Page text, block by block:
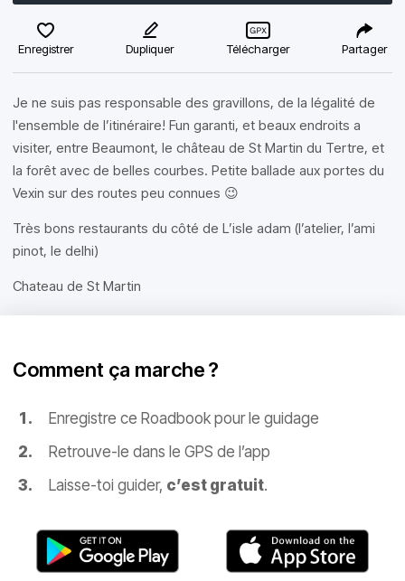
Enregistrer Dupliquer Télécharger Partager
Je ne suis pas responsable des gravillons, de la légalité de
l'ensemble de l’itinéraire! Fun garanti, et beaux endroits a
visiter, entre Beaumont, le château de St Martin du Tertre, et
la forêt avec de belles courbes. Petite ballade aux portes du
Vexin sur des routes peu connues 😉
Très bons restaurants du côté de L’isle adam (l’atelier, l’ami
pinot, le delhi)
Chateau de St Martin
Comment ça marche ?
Enregistre ce Roadbook pour le guidage
Retrouve-le dans le GPS de l’app
Laisse-toi guider, c’est gratuit.